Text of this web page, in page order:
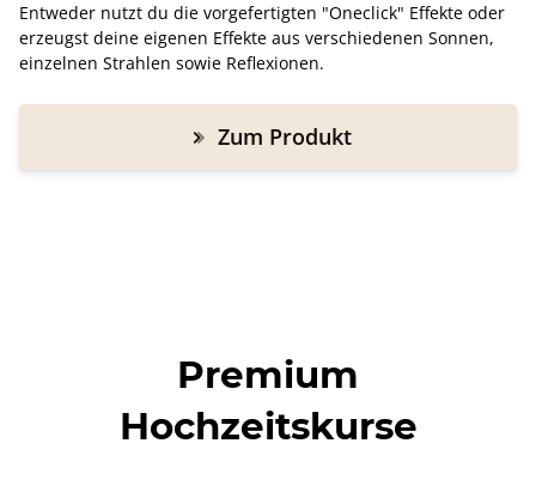
Entweder nutzt du die vorgefertigten "Oneclick" Effekte oder
erzeugst deine eigenen Effekte aus verschiedenen Sonnen,
einzelnen Strahlen sowie Reflexionen.
Zum Produkt
Premium
Hochzeitskurse